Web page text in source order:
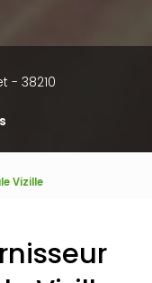
- 38210
Vizille